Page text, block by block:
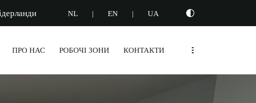
NL | EN | UA
ПРО НАС РОБОЧІ ЗОНИ КОНТАКТИ